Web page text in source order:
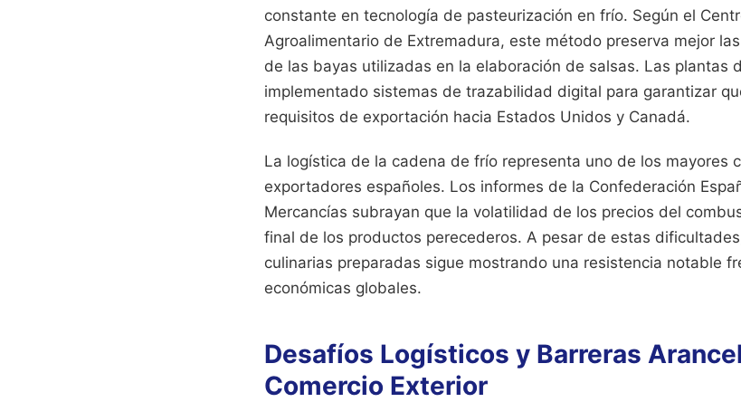
constante en tecnología de pasteurización en frío. Según el
Agroalimentario de Extremadura, este método preserva mejor
de las bayas utilizadas en la elaboración de salsas. Las plantas
implementado sistemas de trazabilidad digital para garantizar
requisitos de exportación hacia Estados Unidos y Canadá.
La logística de la cadena de frío representa uno de los mayores
exportadores españoles. Los informes de la Confederación
Mercancías subrayan que la volatilidad de los precios del
final de los productos perecederos. A pesar de estas
culinarias preparadas sigue mostrando una resistencia notable
económicas globales.
Desafíos Logísticos y Barreras
Comercio Exterior